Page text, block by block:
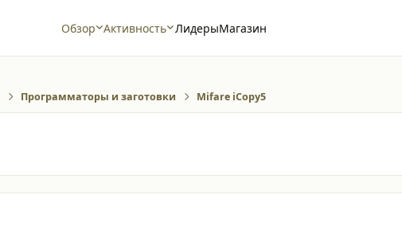
Обзор Активность ЛидерыМагазин
Программаторы и заготовки Mifare iCopy5